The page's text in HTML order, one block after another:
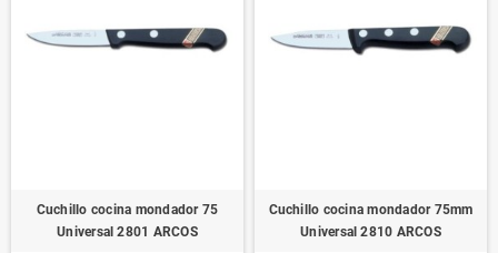
Cuchillo cocina mondador 75
Universal 2801 ARCOS
Cuchillo cocina mondador 75mm
Universal 2810 ARCOS